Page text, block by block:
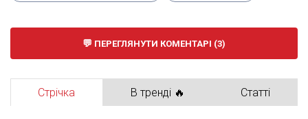
ПЕРЕГЛЯНУТИ КОМЕНТАРІ (3)
Стрічка В тренді 🔥 Статті